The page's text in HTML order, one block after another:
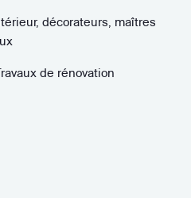
décorateurs, maîtres
de rénovation